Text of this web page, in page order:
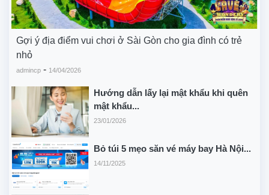
Gợi ý địa điểm vui chơi ở Sài Gòn cho gia đình có trẻ
nhỏ
admincp - 14/04/2026
Hướng dẫn lấy lại mật khẩu khi quên
mật khẩu...
23/01/2026
Bỏ túi 5 mẹo săn vé máy bay Hà Nội...
14/11/2025